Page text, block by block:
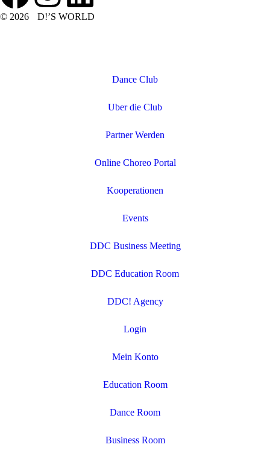
© 2026 D!’S WORLD
Dance Club
Uber die Club
Partner Werden
Online Choreo Portal
Kooperationen
Events
DDC Business Meeting
DDC Education Room
DDC! Agency
Login
Mein Konto
Education Room
Dance Room
Business Room